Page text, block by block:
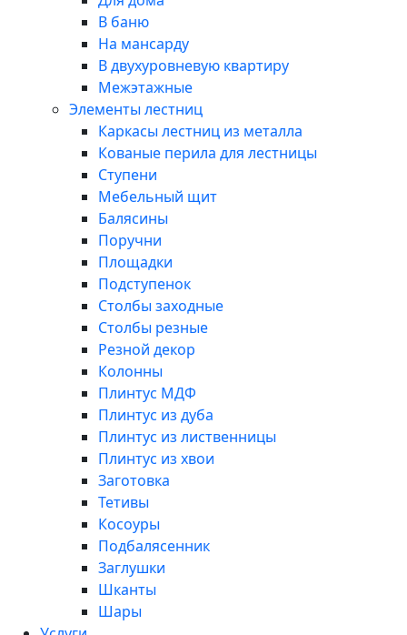
В баню
На мансарду
В двухуровневую квартиру
Межэтажные
Элементы лестниц
Каркасы лестниц из металла
Кованые перила для лестницы
Ступени
Мебельный щит
Балясины
Поручни
Площадки
Подступенок
Столбы заходные
Столбы резные
Резной декор
Колонны
Плинтус МДФ
Плинтус из дуба
Плинтус из лиственницы
Плинтус из хвои
Заготовка
Тетивы
Косоуры
Подбалясенник
Заглушки
Шканты
Шары